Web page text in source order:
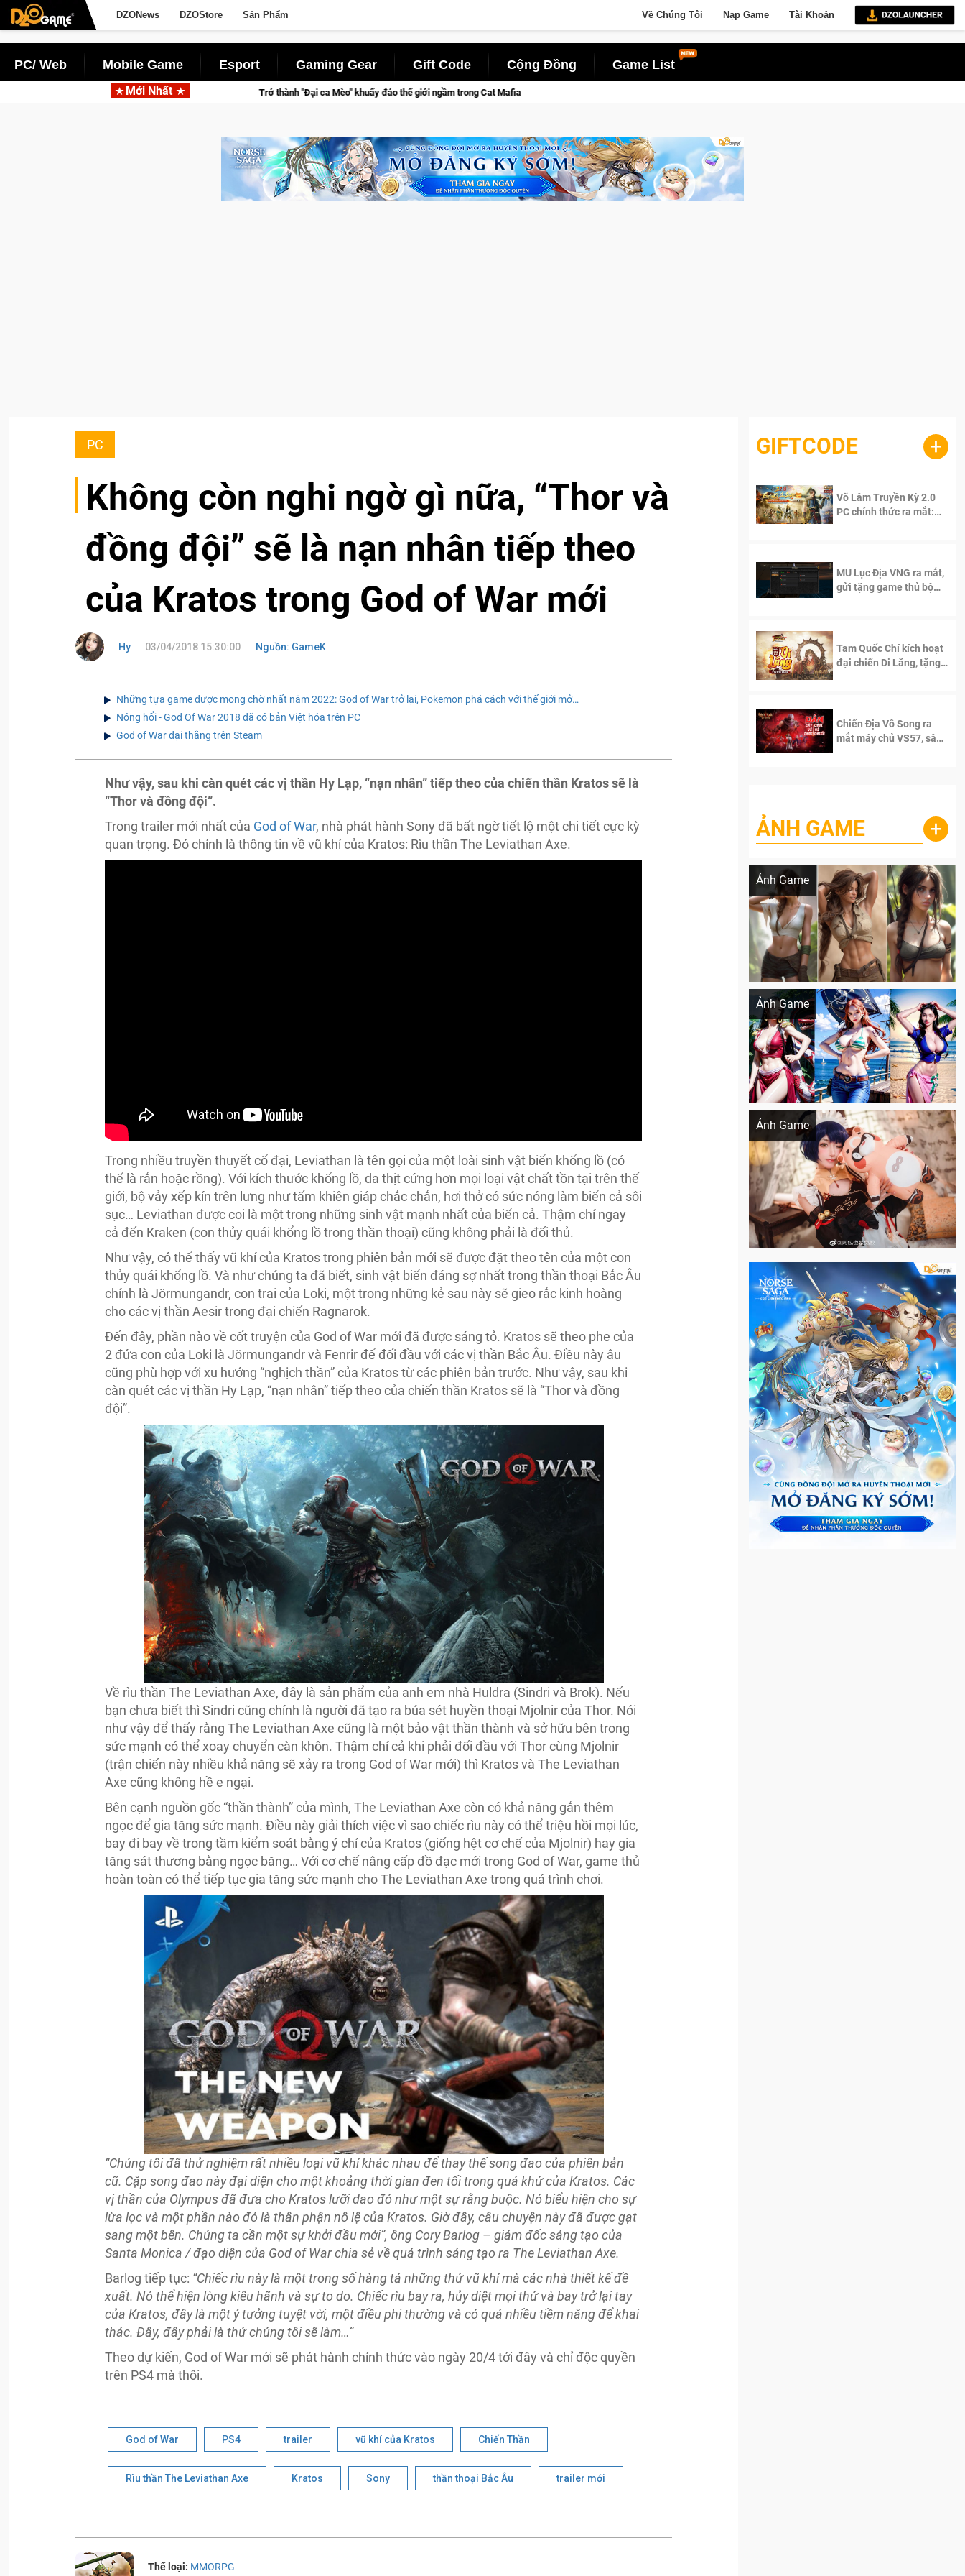
DZONews DZOStore Sản Phẩm Về Chúng Tôi Nạp Game Tài Khoản
PC/ Web Mobile Game Esport Gaming Gear Gift Code Cộng Đồng Game List
Mới Nhất
Trở thành "Đại ca Mèo" khuấy đảo thế giới ngầm trong Cat Mafia
PC
Không còn nghi ngờ gì nữa, “Thor và
đồng đội” sẽ là nạn nhân tiếp theo
của Kratos trong God of War mới
Hy 03/04/2018 15:30:00 Nguồn: GameK
Những tựa game được mong chờ nhất năm 2022: God of War trở lại, Pokemon phá cách với thế giới mở…
Nóng hổi - God Of War 2018 đã có bản Việt hóa trên PC
God of War đại thắng trên Steam
Như vậy, sau khi càn quét các vị thần Hy Lạp, “nạn nhân” tiếp theo của chiến thần Kratos sẽ là
“Thor và đồng đội”.
Trong trailer mới nhất của God of War, nhà phát hành Sony đã bất ngờ tiết lộ một chi tiết cực kỳ
quan trọng. Đó chính là thông tin về vũ khí của Kratos: Rìu thần The Leviathan Axe.
Trong nhiều truyền thuyết cổ đại, Leviathan là tên gọi của một loài sinh vật biển khổng lồ (có
thể là rắn hoặc rồng). Với kích thước khổng lồ, da thịt cứng hơn mọi loại vật chất tồn tại trên thế
giới, bộ vảy xếp kín trên lưng như tấm khiên giáp chắc chắn, hơi thở có sức nóng làm biển cả sôi
sục… Leviathan được coi là một trong những sinh vật mạnh nhất của biển cả. Thậm chí ngay
cả đến Kraken (con thủy quái khổng lồ trong thần thoại) cũng không phải là đối thủ.
Như vậy, có thể thấy vũ khí của Kratos trong phiên bản mới sẽ được đặt theo tên của một con
thủy quái khổng lồ. Và như chúng ta đã biết, sinh vật biển đáng sợ nhất trong thần thoại Bắc Âu
chính là Jörmungandr, con trai của Loki, một trong những kẻ sau này sẽ gieo rắc kinh hoàng
cho các vị thần Aesir trong đại chiến Ragnarok.
Đến đây, phần nào về cốt truyện của God of War mới đã được sáng tỏ. Kratos sẽ theo phe của
2 đứa con của Loki là Jörmungandr và Fenrir để đối đầu với các vị thần Bắc Âu. Điều này âu
cũng phù hợp với xu hướng “nghịch thần” của Kratos từ các phiên bản trước. Như vậy, sau khi
càn quét các vị thần Hy Lạp, “nạn nhân” tiếp theo của chiến thần Kratos sẽ là “Thor và đồng
đội”.
Về rìu thần The Leviathan Axe, đây là sản phẩm của anh em nhà Huldra (Sindri và Brok). Nếu
bạn chưa biết thì Sindri cũng chính là người đã tạo ra búa sét huyền thoại Mjolnir của Thor. Nói
như vậy để thấy rằng The Leviathan Axe cũng là một bảo vật thần thành và sở hữu bên trong
sức mạnh có thể xoay chuyển càn khôn. Thậm chí cả khi phải đối đầu với Thor cùng Mjolnir
(trận chiến này nhiều khả năng sẽ xảy ra trong God of War mới) thì Kratos và The Leviathan
Axe cũng không hề e ngại.
Bên cạnh nguồn gốc “thần thành” của mình, The Leviathan Axe còn có khả năng gắn thêm
ngọc để gia tăng sức mạnh. Điều này giải thích việc vì sao chiếc rìu này có thể triệu hồi mọi lúc,
bay đi bay về trong tầm kiểm soát bằng ý chí của Kratos (giống hệt cơ chế của Mjolnir) hay gia
tăng sát thương bằng ngọc băng… Với cơ chế nâng cấp đồ đạc mới trong God of War, game thủ
hoàn toàn có thể tiếp tục gia tăng sức mạnh cho The Leviathan Axe trong quá trình chơi.
“Chúng tôi đã thử nghiệm rất nhiều loại vũ khí khác nhau để thay thế song đao của phiên bản
cũ. Cặp song đao này đại diện cho một khoảng thời gian đen tối trong quá khứ của Kratos. Các
vị thần của Olympus đã đưa cho Kratos lưỡi dao đó như một sự rằng buộc. Nó biểu hiện cho sự
lừa lọc và một phần nào đó là thân phận nô lệ của Kratos. Giờ đây, câu chuyện này đã được gạt
sang một bên. Chúng ta cần một sự khởi đầu mới”, ông Cory Barlog – giám đốc sáng tạo của
Santa Monica / đạo diện của God of War chia sẻ về quá trình sáng tạo ra The Leviathan Axe.
Barlog tiếp tục: “Chiếc rìu này là một trong số hàng tá những thứ vũ khí mà các nhà thiết kế đề
xuất. Nó thể hiện lòng kiêu hãnh và sự to do. Chiếc rìu bay ra, hủy diệt mọi thứ và bay trở lại tay
của Kratos, đây là một ý tưởng tuyệt vời, một điều phi thường và có quá nhiều tiềm năng để khai
thác. Đây, đây phải là thứ chúng tôi sẽ làm…”
Theo dự kiến, God of War mới sẽ phát hành chính thức vào ngày 20/4 tới đây và chỉ độc quyền
trên PS4 mà thôi.
God of War PS4 trailer vũ khí của Kratos Chiến Thần
Rìu thần The Leviathan Axe Kratos Sony thần thoại Bắc Âu trailer mới
Thể loại: MMORPG
GIFTCODE +
Võ Lâm Truyền Kỳ 2.0
PC chính thức ra mắt:
MU Lục Địa VNG ra mắt,
gửi tặng game thủ bộ
Tam Quốc Chí kích hoạt
đại chiến Di Lăng, tặng
Chiến Địa Vô Song ra
mắt máy chủ VS57, sân
ẢNH GAME +
Ảnh Game
Lala Croft vừa nóng vừa xinh dưới nét vẽ
Ảnh Game
Khi AI Cosplay gái đẹp One Piece
Ảnh Game
Cosplay Xiangling siêu cute